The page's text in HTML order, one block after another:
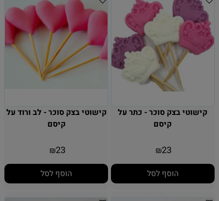
קישוטי בצק סוכר - כתר על
קיסם
₪23
הוסף לסל
קישוטי בצק סוכר - לב ורוד על
קיסם
₪23
הוסף לסל